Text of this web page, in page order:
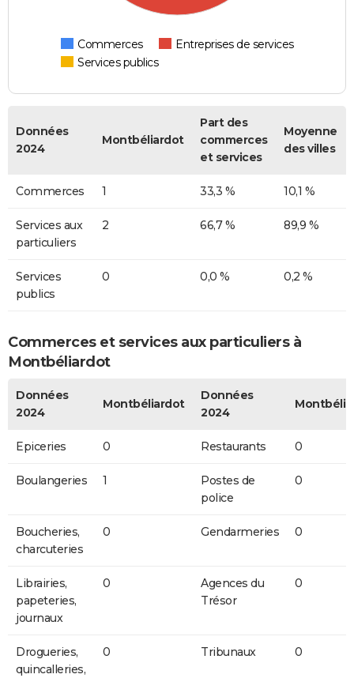
Commerces
Entreprises de services
Services publics
Données
2024
Montbéliardot
Part des
commerces
et services
Moyenne
des villes
Commerces 1 33,3 % 10,1 %
Services aux
particuliers
2 66,7 % 89,9 %
Services
publics
0 0,0 % 0,2 %
Commerces et services aux particuliers à
Montbéliardot
Données
2024
Montbéliardot
Données
2024
Epiceries 0 Restaurants 0
Boulangeries 1
Postes de
police
0
Boucheries,
charcuteries
0 Gendarmeries 0
Librairies,
papeteries,
journaux
0
Agences du
Trésor
0
Drogueries,
quincalleries,
0 Tribunaux 0